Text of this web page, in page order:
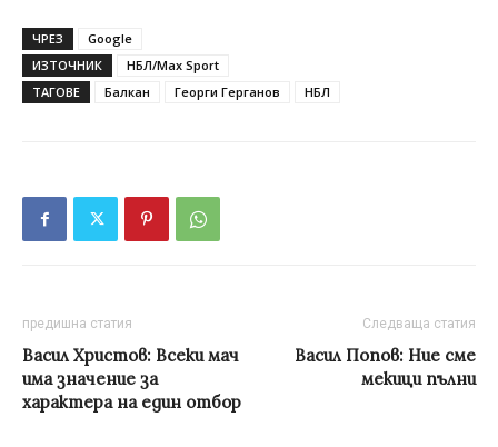
ЧРЕЗ
Google
ИЗТОЧНИК
НБЛ/Max Sport
ТАГОВЕ
Балкан Георги Герганов НБЛ
предишна статия
Васил Христов: Всеки мач
има значение за
характера на един отбор
Следваща статия
Васил Попов: Ние сме
мекици пълни